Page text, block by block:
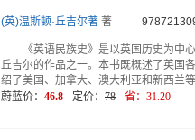
(英)温斯顿·丘吉尔著 著
《英语民族史》是以英国历史为中
丘吉尔的作品之一。本书既概述了英国
绍了美国、加拿大、澳大利亚和新西兰
蔚蓝价： 46.8 定价： 78 省： 31.20